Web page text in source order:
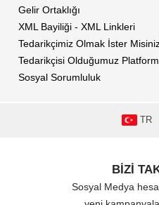
Gelir Ortaklığı
XML Bayiliği - XML Linkleri
Tedarikçimiz Olmak İster
Tedarikçisi Olduğumuz
Sosyal Sorumluluk
TR
BİZİ
Sosyal Medya